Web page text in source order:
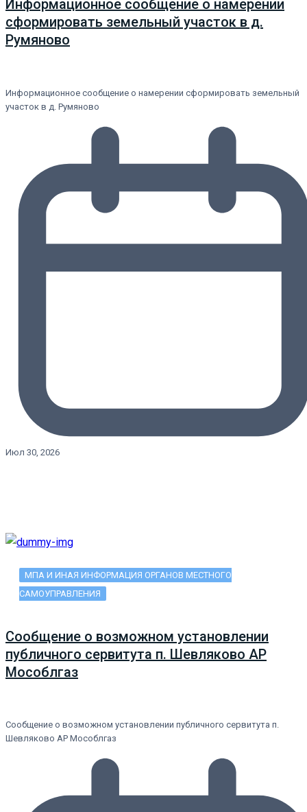
Информационное сообщение о намерении
сформировать земельный участок в д.
Румяново
Информационное сообщение о намерении сформировать земельный
участок в д. Румяново
Июл 30, 2026
МПА И ИНАЯ ИНФОРМАЦИЯ ОРГАНОВ МЕСТНОГО
САМОУПРАВЛЕНИЯ
Сообщение о возможном установлении
публичного сервитута п. Шевляково АР
Мособлгаз
Сообщение о возможном установлении публичного сервитута п.
Шевляково АР Мособлгаз